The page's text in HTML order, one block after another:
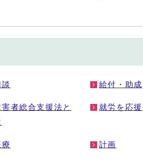
給付・助成
害者総合支援法と
就労を応援
療 計画